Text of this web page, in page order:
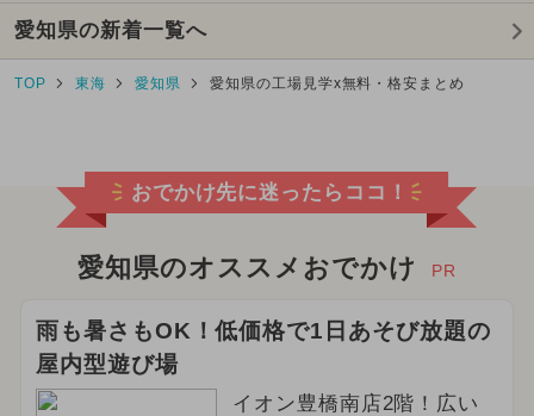
愛知県の新着一覧へ
TOP 東海 愛知県 愛知県の工場見学x無料・格安まとめ
おでかけ先に迷ったらココ！
愛知県のオススメおでかけ PR
雨も暑さもOK！低価格で1日あそび放題の
屋内型遊び場
イオン豊橋南店2階！広い